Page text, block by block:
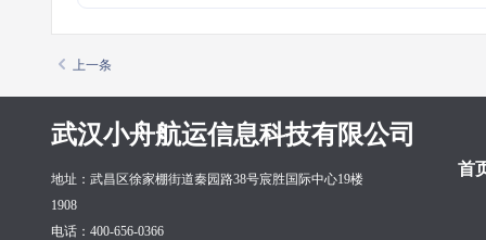
上一条
武汉小舟航运信息科技有限公司
首
地址：武昌区徐家棚街道秦园路38号宸胜国际中心19楼
1908
电话：400-656-0366